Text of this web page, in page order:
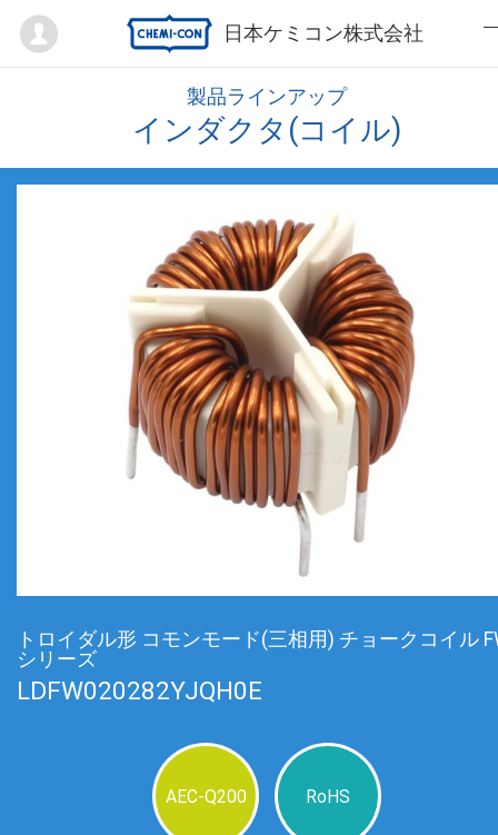
日本ケミコン株式会社
Mypage
製品ラインアップ
インダクタ(コイル)
トロイダル形 コモンモード(三相用) チョークコイル
シリーズ
LDFW020282YJQH0E
AEC-Q200 RoHS